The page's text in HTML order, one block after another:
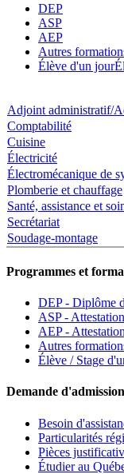
DEP
ASP
AEP
Autres
Élève d'un jour
Adjoint administratif/
Comptabilité
Cuisine
Électricité
Électromécanique de
Plomberie et chauffage
Santé, assistance et
Secrétariat
Soudage-montage
Programmes et
DEP - Diplôme
ASP -
AEP -
Autres
Élève / Stage
Demande d'admission
Besoin
Particularités
Pièces
Étudier au